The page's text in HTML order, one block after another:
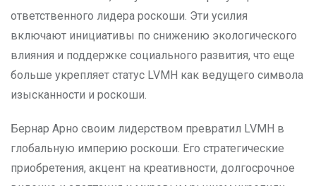
ответственного лидера роскоши. Эти усилия
включают инициативы по снижению экологического
влияния и поддержке социального развития, что еще
больше укрепляет статус LVMH как ведущего символа
изысканности и роскоши.
Бернар Арно своим лидерством превратил LVMH в
глобальную империю роскоши. Его стратегические
приобретения, акцент на креативности, долгосрочное